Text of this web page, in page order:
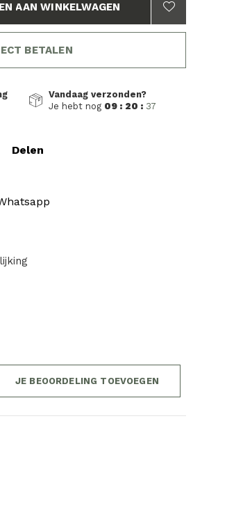
AAN WINKELWAGEN
BETALEN
Vandaag verzonden?
Je hebt nog 09 : 20 : 36
Delen
JE BEOORDELING TOEVOEGEN